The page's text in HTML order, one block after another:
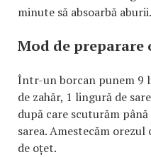
minute să absoarbă aburii.
Mod de
Într-un borcan punem 9
de zahăr, 1 lingură de
după care scuturăm
sarea. Amestecăm
de oțet.